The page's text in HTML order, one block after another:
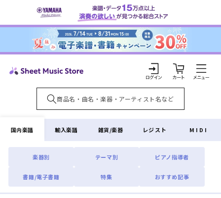
ンツに
ロ
グ
イ
ン
カ
ー
ト
国内楽譜
楽器別 テーマ別 ピアノ指導者
書籍/電子書籍 特集 おすすめ記事
輸入楽譜 雑貨/楽器 レジスト MIDI